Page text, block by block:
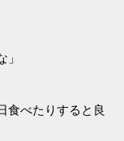
食べたりすると良